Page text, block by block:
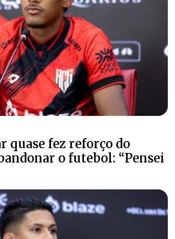
quase fez reforço do
o futebol: “Pensei